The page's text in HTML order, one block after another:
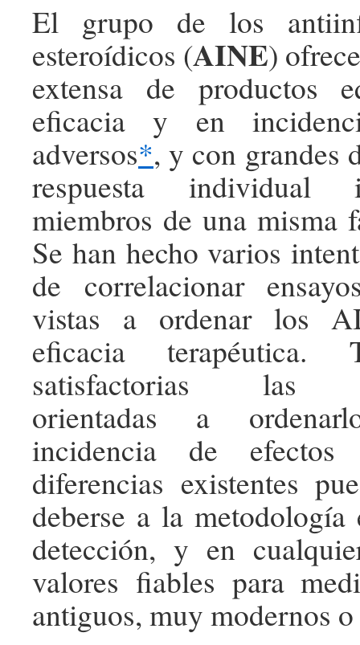
El grupo de los
esteroídicos (AINE)
extensa de productos
eficacia y en
adversos*, y con grandes
respuesta individual
miembros de una misma
Se han hecho varios
de correlacionar
vistas a ordenar los
eficacia terapéutica.
satisfactorias las
orientadas a
incidencia de efectos
diferencias existentes
deberse a la metodología
detección, y en
valores fiables para
antiguos, muy modernos